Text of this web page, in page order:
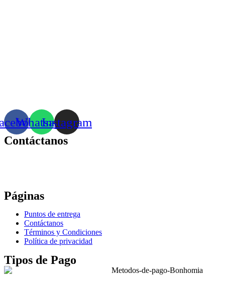
WhatsappInstagram
Contáctanos
Páginas
Puntos de entrega
Contáctanos
Términos y Condiciones
Política de privacidad
Tipos de Pago